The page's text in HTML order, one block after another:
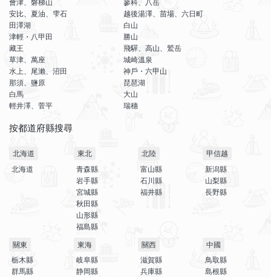
會津、磐梯山
安比、夏油、雫石
田澤湖
津輕・八甲田
藏王
草津、萬座
水上、尾瀨、沼田
那須、鹽原
白馬
輕井澤、菅平
蓼科、八岳
越後湯澤、苗場、六日町
白山
勝山
飛驒、高山、鷲岳
城崎溫泉
神戶・六甲山
琵琶湖
大山
瑞穗
按都道府縣搜尋
北海道
北海道
東北
青森縣
岩手縣
宮城縣
秋田縣
山形縣
福島縣
北陸
富山縣
石川縣
福井縣
甲信越
新潟縣
山梨縣
長野縣
關東
栃木縣
群馬縣
東海
岐阜縣
静岡縣
關西
滋賀縣
兵庫縣
中國
鳥取縣
島根縣